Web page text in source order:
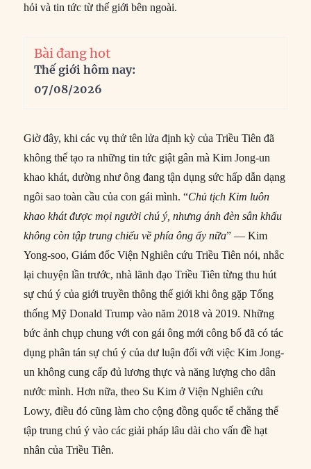
hỏi và tin tức từ thế giới bên ngoài.
Bài đang hot
Thế giới hôm nay:
07/08/2026
Giờ đây, khi các vụ thử tên lửa định kỳ của Triều Tiên đã
không thể tạo ra những tin tức giật gân mà Kim Jong-un
khao khát, dường như ông đang tận dụng sức hấp dẫn dạng
ngôi sao toàn cầu của con gái mình. “Chủ tịch Kim luôn
khao khát được mọi người chú ý, nhưng ánh đèn sân khấu
không còn tập trung chiếu về phía ông ấy nữa” — Kim
Yong-soo, Giám đốc Viện Nghiên cứu Triều Tiên nói, nhắc
lại chuyện lần trước, nhà lãnh đạo Triều Tiên từng thu hút
sự chú ý của giới truyền thông thế giới khi ông gặp Tổng
thống Mỹ Donald Trump vào năm 2018 và 2019. Những
bức ảnh chụp chung với con gái ông mới công bố đã có tác
dụng phân tán sự chú ý của dư luận đối với việc Kim Jong-
un không cung cấp đủ lương thực và năng lượng cho dân
nước mình. Hơn nữa, theo Su Kim ở Viện Nghiên cứu
Lowy, điều đó cũng làm cho cộng đồng quốc tế chẳng thể
tập trung chú ý vào các giải pháp lâu dài cho vấn đề hạt
nhân của Triều Tiên.